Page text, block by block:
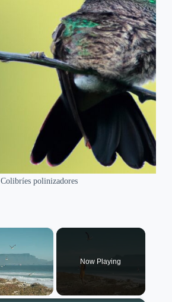
Colibríes polinizadores
×
Now Playing